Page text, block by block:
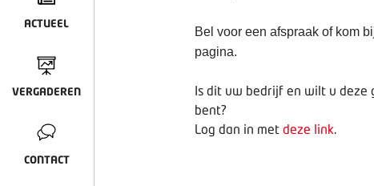
ACTUEEL
VERGADEREN
CONTACT
Bel voor een afspraak of kom
pagina.
Is dit uw bedrijf en wilt u deze
bent?
Log dan in met deze link.